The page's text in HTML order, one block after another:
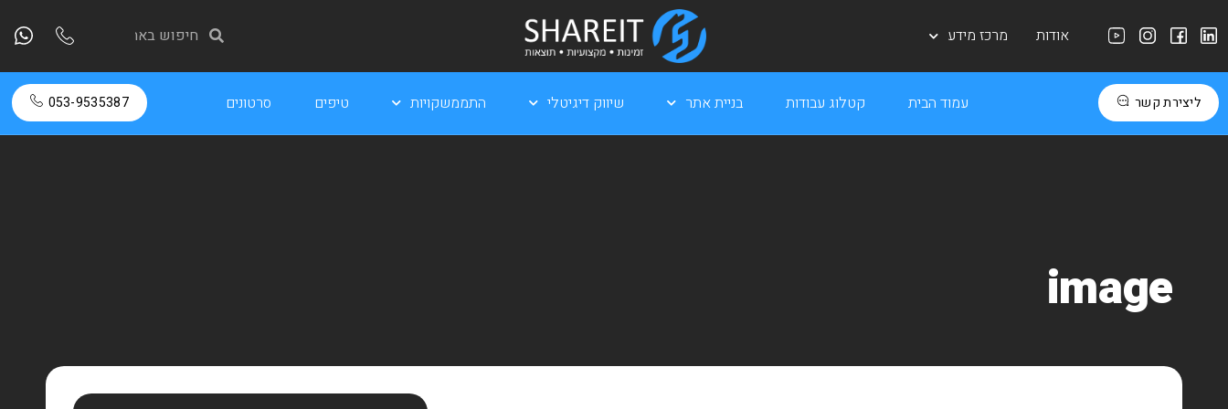
אודות מרכז מידע
ליצירת קשר עמוד הבית קטלוג עבודות בניית אתר שיווק דיגיטלי התממשקויות טיפים סרטונים 053-9535387
image